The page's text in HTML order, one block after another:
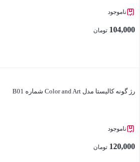
ناموجود
104,000 تومان
رژ گونه کالیستا مدل Color and Art شماره B01
ناموجود
120,000 تومان